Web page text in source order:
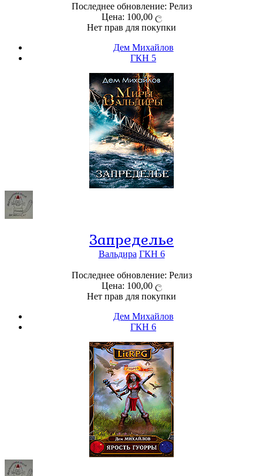
Последнее обновление: Релиз
Цена: 100,00 ල
Нет прав для покупки
Дем Михайлов
ГКН 5
Запределье
Вальдира ГКН 6
Последнее обновление: Релиз
Цена: 100,00 ල
Нет прав для покупки
Дем Михайлов
ГКН 6